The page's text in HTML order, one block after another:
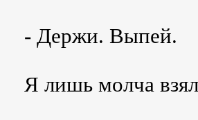
- Держи. Выпей.
Я лишь молча